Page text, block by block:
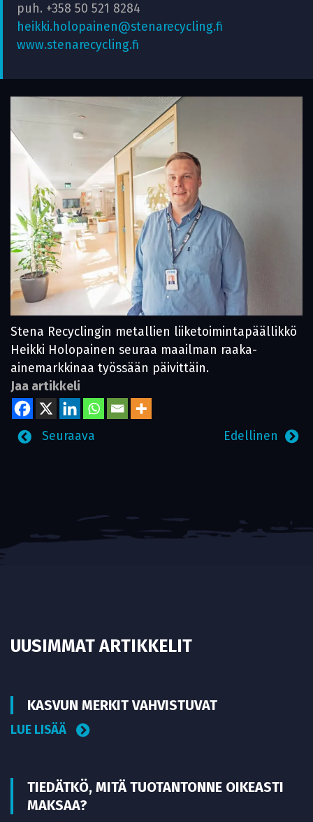
puh. +358 50 521 8284
heikki.holopainen@stenarecycling.fi
www.stenarecycling.fi
Stena Recyclingin metallien liiketoiminta­päällikkö
Heikki Holopainen seuraa maailman raaka-
ainemarkkinaa työssään päivittäin.
Jaa artikkeli
Edellinen
Seuraava
UUSIMMAT ARTIKKELIT
KASVUN MERKIT VAHVISTUVAT
LUE LISÄÄ
TIEDÄTKÖ, MITÄ TUOTANTONNE OIKEASTI
MAKSAA?